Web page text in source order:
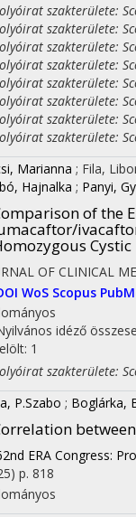
szakterülete:
szakterülete:
szakterülete:
szakterülete:
szakterülete:
szakterülete:
szakterülete:
szakterülete:
Marianna ; Fila,
Hajnalka ; Panyi,
of the
OF CLINICAL
WoS Scopus
idéző
1
szakterülete:
P.Szabo ; Boglárka,
ERA Congress:
p. 818